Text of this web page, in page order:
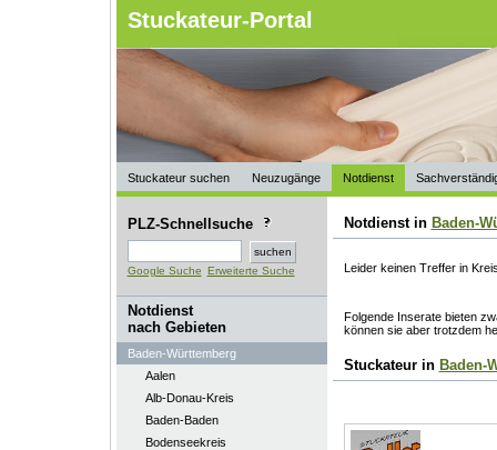
Stuckateur-Portal
Stuckateur suchen Neuzugänge Notdienst
PLZ-Schnellsuche
Google Suche Erweiterte Suche
Notdienst
nach Gebieten
Baden-Württemberg
Aalen
Alb-Donau-Kreis
Baden-Baden
Bodenseekreis
Notdienst in Baden-
Leider keinen Treffer in
Folgende Inserate bieten
können sie aber trotzdem
Stuckateur in Baden-